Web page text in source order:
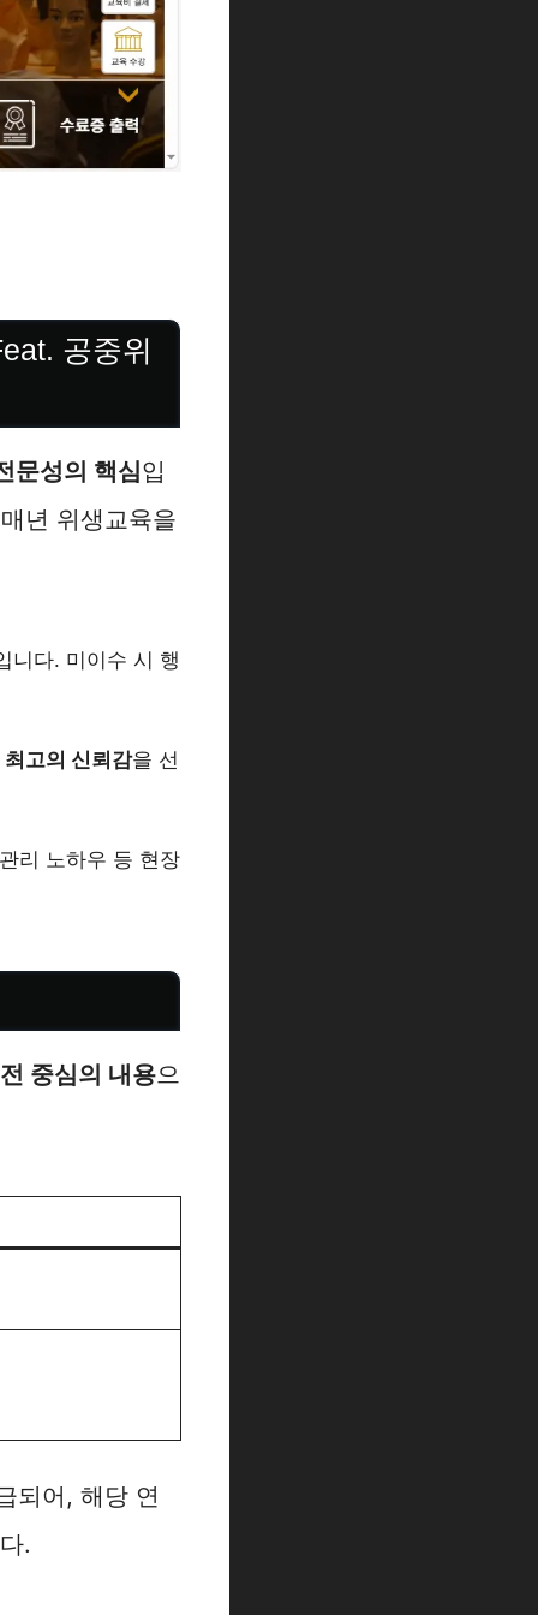
공중위
문성의 핵심입
년 위생교육을
니다. 미이수 시 행
최고의 신뢰감을 선
리 노하우 등 현장
중심의 내용으
되어, 해당 연
.